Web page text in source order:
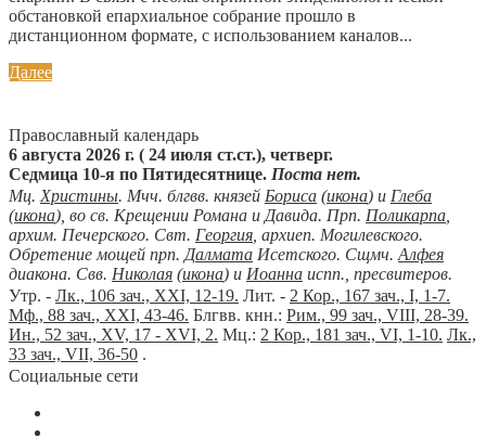
обстановкой епархиальное собрание прошло в
дистанционном формате, с использованием каналов...
Далее
Православный календарь
6 августа 2026 г. ( 24 июля ст.ст.), четверг.
Седмица 10-я по Пятидесятнице. Поста нет.
Мц. Христины. Мчч. блгвв. князей Бориса (икона) и Глеба
(икона), во св. Крещении Романа и Давида. Прп. Поликарпа
архим. Печерского. Свт. Георгия , архиеп. Могилевского.
Обретение мощей прп. Далмата Исетского. Сщмч. Алфея
диакона. Свв. Николая (икона) и Иоанна испп., пресвитеров.
Утр. - Лк., 106 зач., XXI, 12-19. Лит. - 2 Кор., 167 зач., I, 1-7.
Мф., 88 зач., XXI, 43-46. Блгвв. кнн.: Рим., 99 зач., VIII, 28-39.
Ин., 52 зач., XV, 17 - XVI, 2. Мц.: 2 Кор., 181 зач., VI, 1-10. Лк.,
33 зач., VII, 36-50 .
Социальные сети